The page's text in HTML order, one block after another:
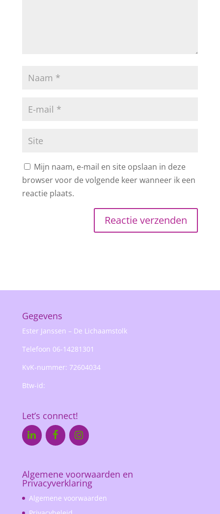
Mijn naam, e-mail en site opslaan in deze
browser voor de volgende keer wanneer ik een
reactie plaats.
Gegevens
Ester Janssen – De Lichaamstolk
Telefoon 06-14281301
KvK-nummer: 72604034
Btw-id:
Let’s connect!
Algemene voorwaarden en
Privacyverklaring
Algemene voorwaarden